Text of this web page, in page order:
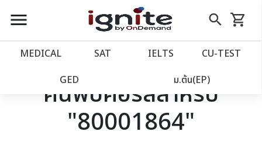
close
account_balance หน้าแรก
เว็บไซต์อิกไนท์
โปรโมชั่น
menu search
Skip
to
shopping_cart
รถเข็น
MEDICAL SAT IELTS CU‑TEST
GED ม.ต้น(EP)
ค้นพบคอร์สสำหรับ
"80001864"